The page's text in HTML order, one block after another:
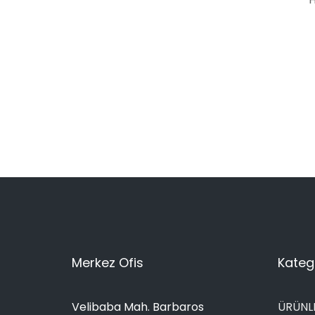
Merkez Ofis
Velibaba Mah. Barbaros